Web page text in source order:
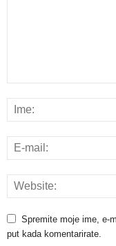
Spremite moje ime, e-
put kada komentarirate.